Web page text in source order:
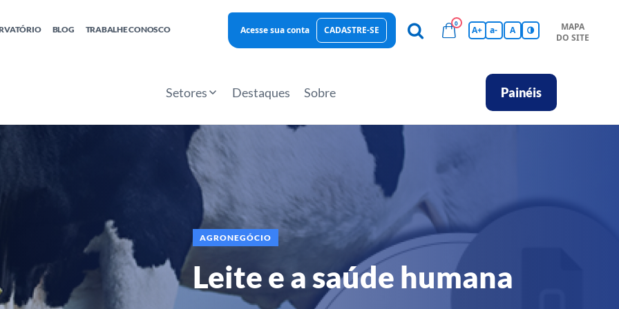
Hub de Conhecimentos
BLOG TRABALHE CONOSCO Acesse sua conta CADASTRE-SE
0
A+ a- A
MAPA
DO SITE
Setores Destaques Sobre Painéis
AGRONEGÓCIO
Leite e a saúde humana